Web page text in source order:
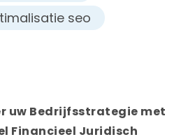
seo
uw Bedrijfsstrategie met
Financieel Juridisch